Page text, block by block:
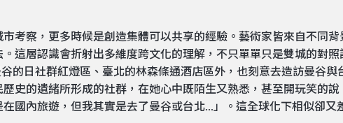
考察，更多時候是創造集體可以共享的經驗。藝術家皆來自不同背
這層認識會折射出多維度跨文化的理解，不只單單只是雙城的對照
的日社群紅燈區、臺北的林森條通酒店區外，也刻意去造訪曼谷與
史的遺緒所形成的社群，在她心中既陌生又熟悉，甚至開玩笑的說
國內旅遊，但我其實是去了曼谷或台北...」。這全球化下相似卻又